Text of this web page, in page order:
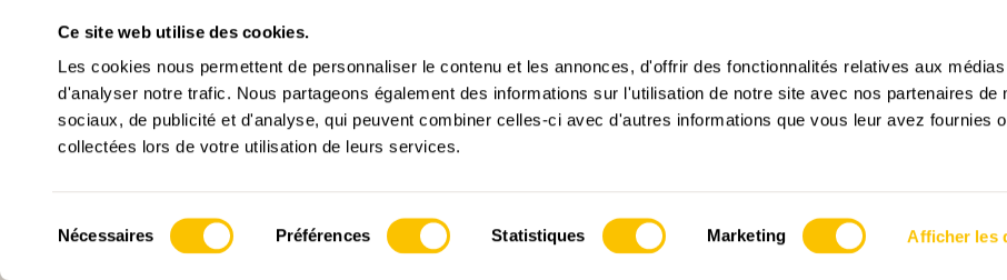
Ce site web utilise des cookies.
Les cookies nous permettent de personnaliser le contenu et les annonces, d'offrir des fonctionnalités relatives aux
d'analyser notre trafic. Nous partageons également des informations sur l'utilisation de notre site avec nos partenaires de
sociaux, de publicité et d'analyse, qui peuvent combiner celles-ci avec d'autres informations que vous leur avez fournies
collectées lors de votre utilisation de leurs services.
du
Nécessaires Préférences Statistiques Marketing Afficher les
CONTACT
© 2026 • Suisse Rando Paramètres des cookies Impressum Conditions généralesConfidentialité